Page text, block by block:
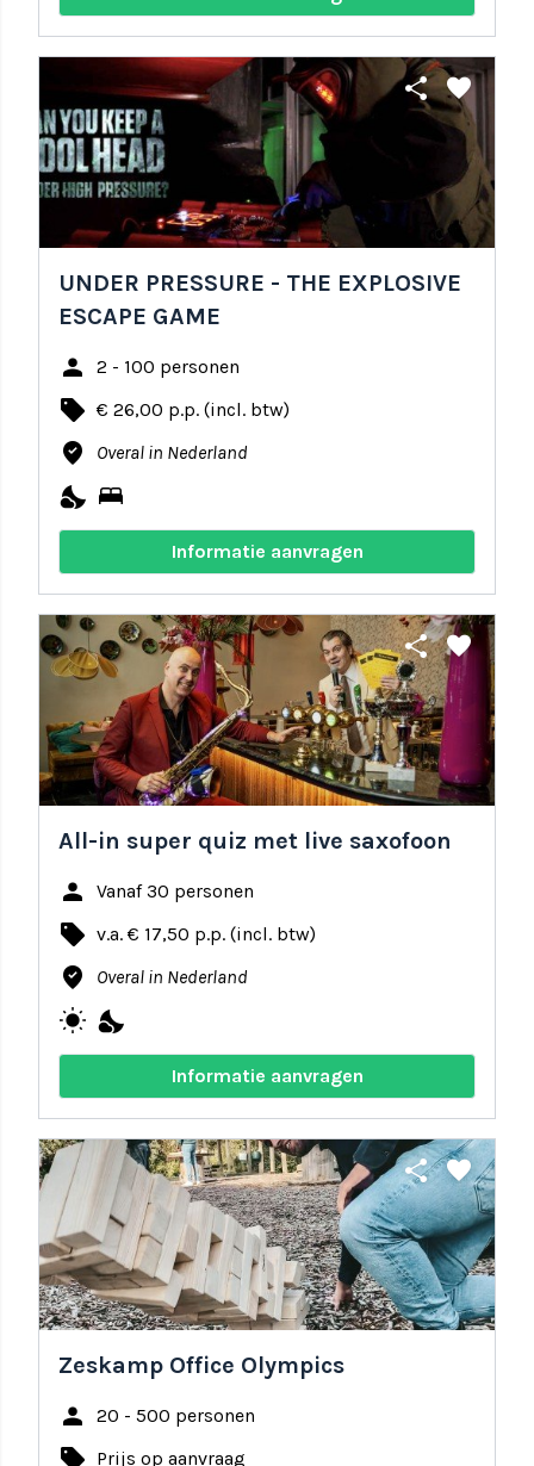
share favorite
UNDER PRESSURE - THE EXPLOSIVE
ESCAPE GAME
person 2 - 100 personen
local_offer € 26,00 p.p. (incl. btw)
where_to_vote Overal in Nederland
nights_stay bed
Informatie aanvragen
share favorite
All-in super quiz met live saxofoon
person Vanaf 30 personen
local_offer v.a. € 17,50 p.p. (incl. btw)
where_to_vote Overal in Nederland
wb_sunny nights_stay
Informatie aanvragen
share favorite
Zeskamp Office Olympics
person 20 - 500 personen
local_offer Prijs op aanvraag